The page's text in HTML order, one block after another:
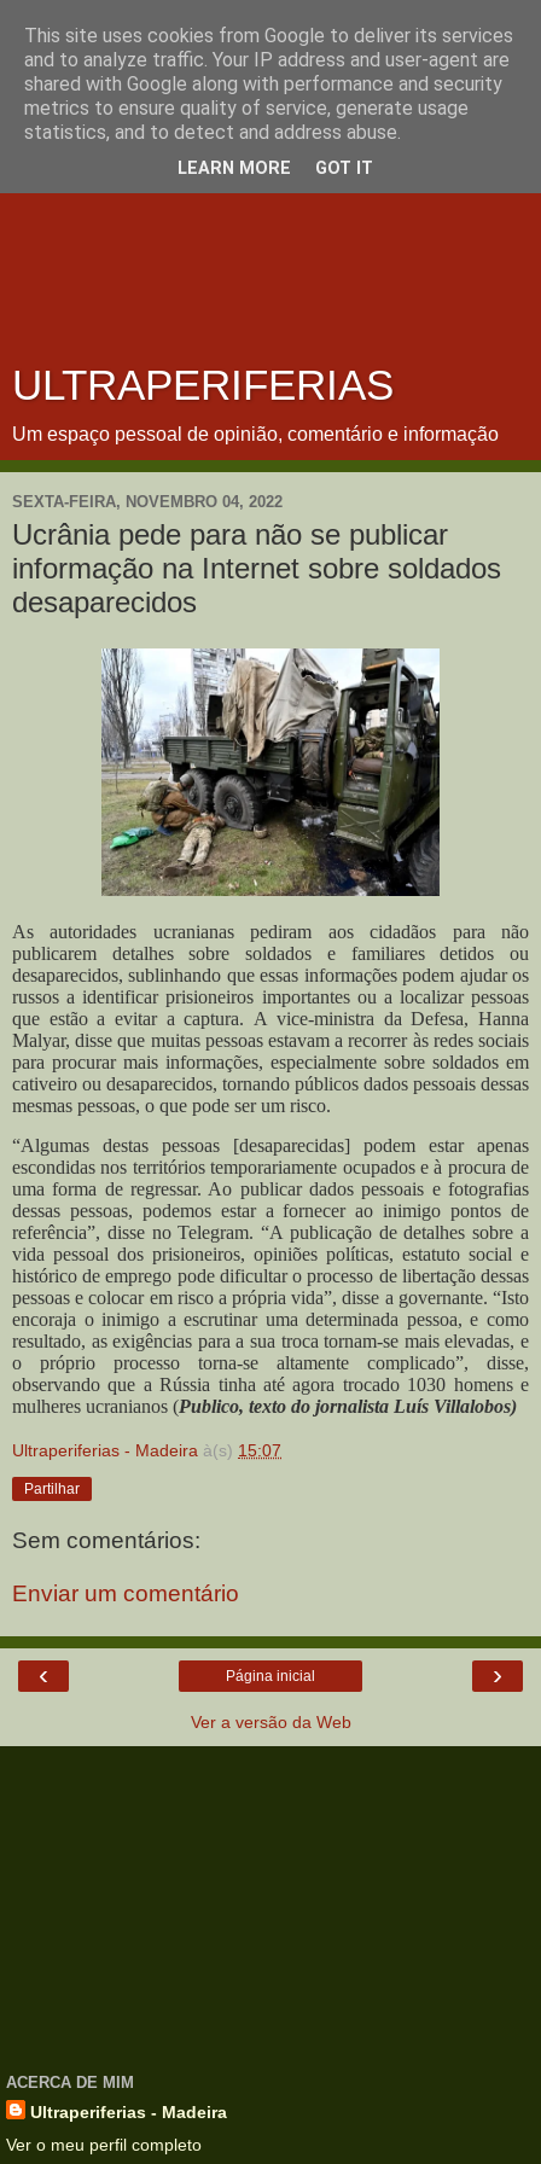
ULTRAPERIFERIAS
Um espaço pessoal de opinião, comentário e informação
SEXTA-FEIRA, NOVEMBRO 04, 2022
Ucrânia pede para não se publicar
informação na Internet sobre soldados
desaparecidos
As autoridades ucranianas pediram aos cidadãos para não
publicarem detalhes sobre soldados e familiares detidos ou
desaparecidos, sublinhando que essas informações podem ajudar os
russos a identificar prisioneiros importantes ou a localizar pessoas
que estão a evitar a captura. A vice-ministra da Defesa, Hanna
Malyar, disse que muitas pessoas estavam a recorrer às redes sociais
para procurar mais informações, especialmente sobre soldados em
cativeiro ou desaparecidos, tornando públicos dados pessoais dessas
mesmas pessoas, o que pode ser um risco.
“Algumas destas pessoas [desaparecidas] podem estar apenas
escondidas nos territórios temporariamente ocupados e à procura de
uma forma de regressar. Ao publicar dados pessoais e fotografias
dessas pessoas, podemos estar a fornecer ao inimigo pontos de
referência”, disse no Telegram.“A publicação de detalhes sobre a
vida pessoal dos prisioneiros, opiniões políticas, estatuto social e
histórico de emprego pode dificultar o processo de libertação dessas
pessoas e colocar em risco a própria vida”, disse a governante. “Isto
encoraja o inimigo a escrutinar uma determinada pessoa, e como
resultado, as exigências para a sua troca tornam-se mais elevadas, e
o próprio processo torna-se altamente complicado”, disse,
observando que a Rússia tinha até agora trocado 1030 homens e
mulheres ucranianos (Publico, texto do jornalista Luís Villalobos)
Ultraperiferias - Madeira à(s) 15:07
Partilhar
Sem comentários:
Enviar um comentário
‹ ›
Página inicial
Ver a versão da Web
ACERCA DE MIM
Ultraperiferias - Madeira
Ver o meu perfil completo
This site uses cookies from Google to deliver its services
and to analyze traffic. Your IP address and user-agent are
shared with Google along with performance and security
metrics to ensure quality of service, generate usage
statistics, and to detect and address abuse.
LEARN MORE GOT IT